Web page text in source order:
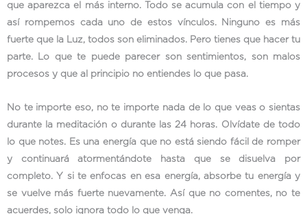
que aparezca el más interno. Todo se acumula con el tiempo y
así rompemos cada uno de estos vínculos. Ninguno es más
fuerte que la Luz, todos son eliminados. Pero tienes que hacer tu
parte. Lo que te puede parecer son sentimientos, son malos
procesos y que al principio no entiendes lo que pasa.
No te importe eso, no te importe nada de lo que veas o sientas
durante la meditación o durante las 24 horas. Olvídate de todo
lo que notes. Es una energía que no está siendo fácil de romper
y continuará atormentándote hasta que se disuelva por
completo. Y si te enfocas en esa energía, absorbe tu energía y
se vuelve más fuerte nuevamente. Así que no comentes, no te
acuerdes, solo ignora todo lo que venga.